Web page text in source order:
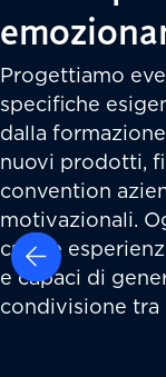
Progettiamo
specifiche
dalla
nuovi prodotti,
convention
motivazionali.
creare
e capaci di
condivisione tra